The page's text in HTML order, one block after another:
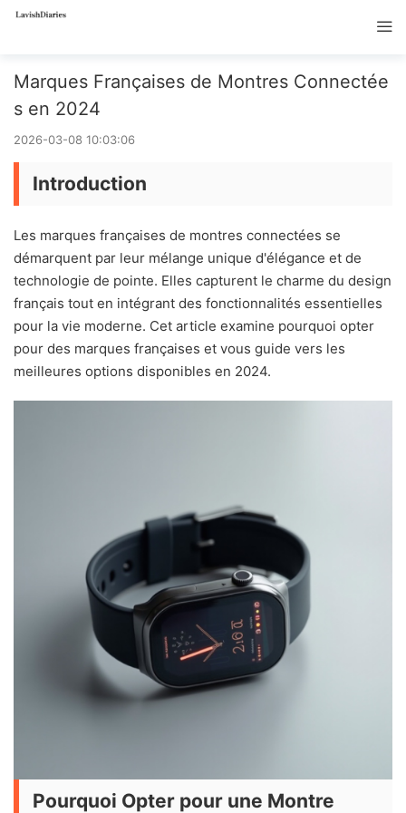
Marques Françaises de Montres Connectée
s en 2024
2026-03-08 10:03:06
Introduction
Les marques françaises de montres connectées se
démarquent par leur mélange unique d'élégance et de
technologie de pointe. Elles capturent le charme du design
français tout en intégrant des fonctionnalités essentielles
pour la vie moderne. Cet article examine pourquoi opter
pour des marques françaises et vous guide vers les
meilleures options disponibles en 2024.
Pourquoi Opter pour une Montre